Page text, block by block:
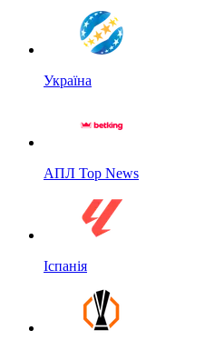
Україна
АПЛ Top News
Іспанія